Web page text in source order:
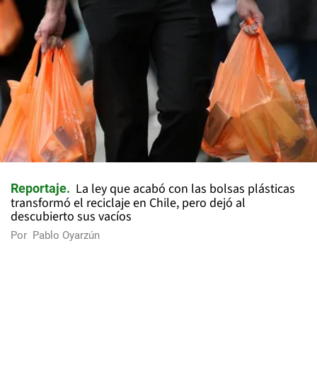
Reportaje
La ley que acabó con las bolsas plásticas
transformó el reciclaje en Chile, pero dejó al
descubierto sus vacíos
Por Pablo Oyarzún